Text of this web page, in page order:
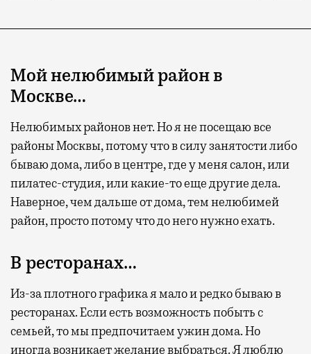
Мой нелюбимый район в
Москве…
Нелюбимых районов нет. Но я не посещаю все
районы Москвы, потому что в силу занятости либо
бываю дома, либо в центре, где у меня салон, или
пилатес-студия, или какие-то еще другие дела.
Наверное, чем дальше от дома, тем нелюбимей
район, просто потому что до него нужно ехать.
В ресторанах…
Из-за плотного графика я мало и редко бываю в
ресторанах. Если есть возможность побыть с
семьей, то мы предпочитаем ужин дома. Но
иногда возникает желание выбраться. Я люблю